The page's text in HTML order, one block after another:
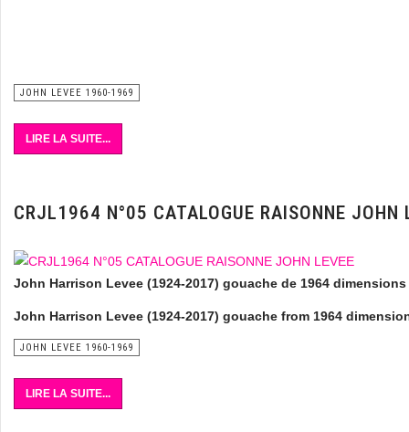
JOHN LEVEE 1960-1969
LIRE LA SUITE...
CRJL1964 N°05 CATALOGUE RAISONNE JOHN
John Harrison Levee (1924-2017) gouache de 1964
John Harrison Levee (1924-2017) gouache from 1964
JOHN LEVEE 1960-1969
LIRE LA SUITE...